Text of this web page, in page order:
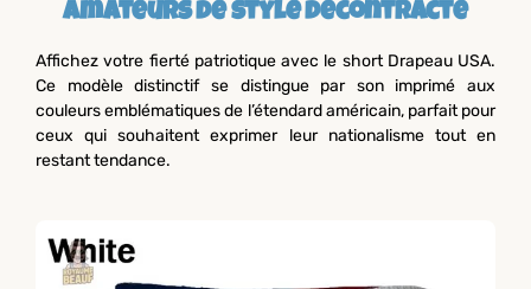
amateurs de style décontracté
Affichez votre fierté patriotique avec le short Drapeau USA.
Ce modèle distinctif se distingue par son imprimé aux
couleurs emblématiques de l’étendard américain, parfait pour
ceux qui souhaitent exprimer leur nationalisme tout en
restant tendance.